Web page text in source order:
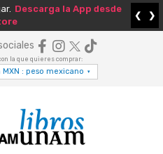
Descarga la App desde
❮ ❯
la que quieres comprar:
: peso mexicano ▾